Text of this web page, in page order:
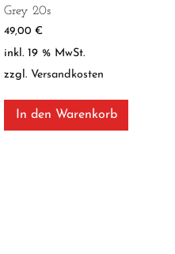
Grey 20s
49,00€
inkl. 19 % MwSt.
zzgl. Versandkosten
In den Warenkorb